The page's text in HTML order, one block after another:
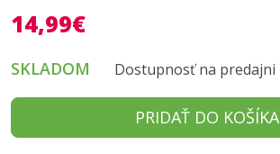
14,99€
SKLADOM Dostupnosť na predajni
PRIDAŤ DO KOŠÍKA